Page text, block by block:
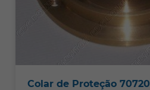
Colar de Proteção 70720